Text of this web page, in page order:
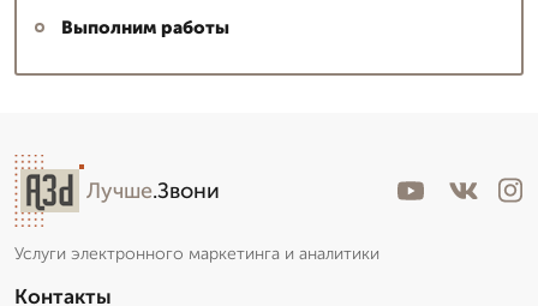
Выполним работы
Лучше.Звони
Услуги электронного маркетинга и аналитики
Контакты